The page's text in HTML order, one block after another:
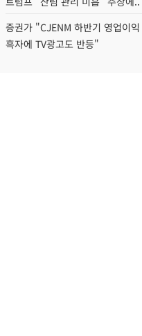
증권가 "CJENM 하반기 영업이
흑자에 TV광고도 반등"